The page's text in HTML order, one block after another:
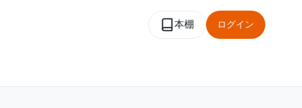
本棚 ログイン